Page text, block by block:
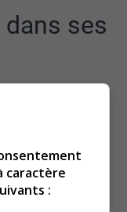
ses
était
caractère
: